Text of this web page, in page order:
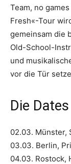
Team, no
Fresh«-Tour
gemeinsam die
Old-School-
und
vor die Tür
Die
02.03. Münster,
03.03. Berlin,
04.03. Rostock,